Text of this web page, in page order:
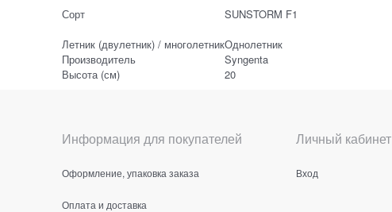
Сорт
SUNSTORM F1
Летник (двулетник) / многолетникОднолетник
Производитель
Syngenta
Высота (см)
20
Информация для покупателей
Оформление, упаковка заказа
Оплата и доставка
Личный кабинет
Вход